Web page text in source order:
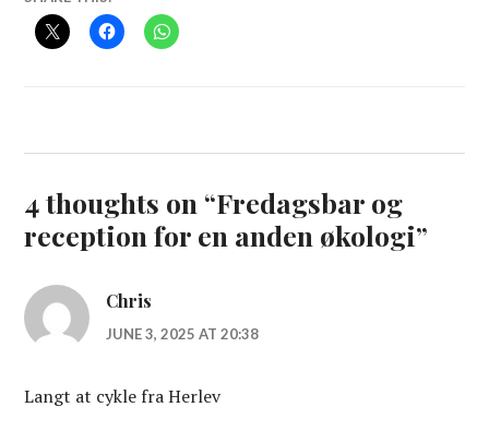
4 thoughts on “Fredagsbar og
reception for en anden økologi”
Chris
JUNE 3, 2025 AT 20:38
Langt at cykle fra Herlev